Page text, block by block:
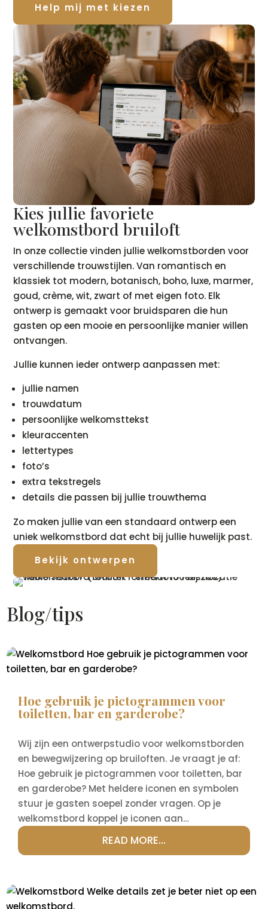
Help mij met kiezen
Kies jullie favoriete
welkomstbord bruiloft
In onze collectie vinden jullie welkomstborden voor
verschillende trouwstijlen. Van romantisch en
klassiek tot modern, botanisch, boho, luxe, marmer,
goud, crème, wit, zwart of met eigen foto. Elk
ontwerp is gemaakt voor bruidsparen die hun
gasten op een mooie en persoonlijke manier willen
ontvangen.
Jullie kunnen ieder ontwerp aanpassen met:
jullie namen
trouwdatum
persoonlijke welkomsttekst
kleuraccenten
lettertypes
foto’s
extra tekstregels
details die passen bij jullie trouwthema
Zo maken jullie van een standaard ontwerp een
uniek welkomstbord dat echt bij jullie huwelijk past.
Bekijk ontwerpen
Blog/tips
Hoe gebruik je pictogrammen voor
toiletten, bar en garderobe?
Wij zijn een ontwerpstudio voor welkomstborden
en bewegwijzering op bruiloften. Je vraagt je af:
Hoe gebruik je pictogrammen voor toiletten, bar
en garderobe? Met heldere iconen en symbolen
stuur je gasten soepel zonder vragen. Op je
welkomstbord koppel je iconen aan…
READ MORE…